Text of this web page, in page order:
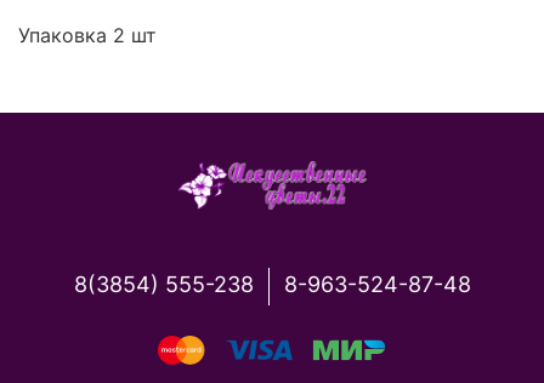
Упаковка 2 шт
8(3854) 555-238 8-963-524-87-48